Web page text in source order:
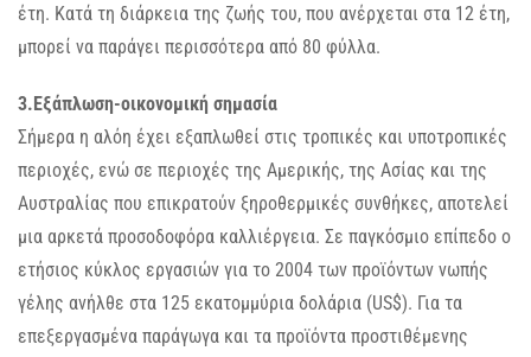
έτη. Κατά τη διάρκεια της ζωής του, που ανέρχεται στα 12 έτη,
μπορεί να παράγει περισσότερα από 80 φύλλα.
3.Εξάπλωση-οικονομική σημασία
Σήμερα η αλόη έχει εξαπλωθεί στις τροπικές και υποτροπικές
περιοχές, ενώ σε περιοχές της Αμερικής, της Ασίας και της
Αυστραλίας που επικρατούν ξηροθερμικές συνθήκες, αποτελεί
μια αρκετά προσοδοφόρα καλλιέργεια. Σε παγκόσμιο επίπεδο ο
ετήσιος κύκλος εργασιών για το 2004 των προϊόντων νωπής
γέλης ανήλθε στα 125 εκατομμύρια δολάρια (US$). Για τα
επεξεργασμένα παράγωγα και τα προϊόντα προστιθέμενης